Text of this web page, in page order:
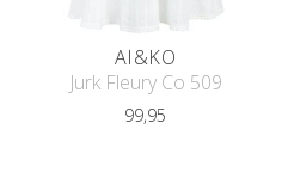
AI&KO
Jurk Fleury Co 509
99,95